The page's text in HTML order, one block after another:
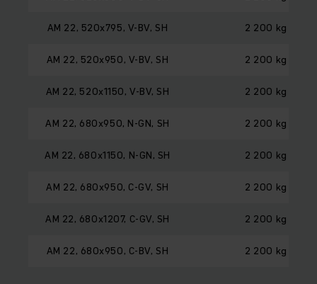
AM 22, 520x795, V-BV, SH 2 200 kg
AM 22, 520x950, V-BV, SH 2 200 kg
AM 22, 520x1150, V-BV, SH 2 200 kg
AM 22, 680x950, N-GN, SH 2 200 kg
AM 22, 680x1150, N-GN, SH 2 200 kg
AM 22, 680x950, C-GV, SH 2 200 kg
AM 22, 680x1207, C-GV, SH 2 200 kg
AM 22, 680x950, C-BV, SH 2 200 kg